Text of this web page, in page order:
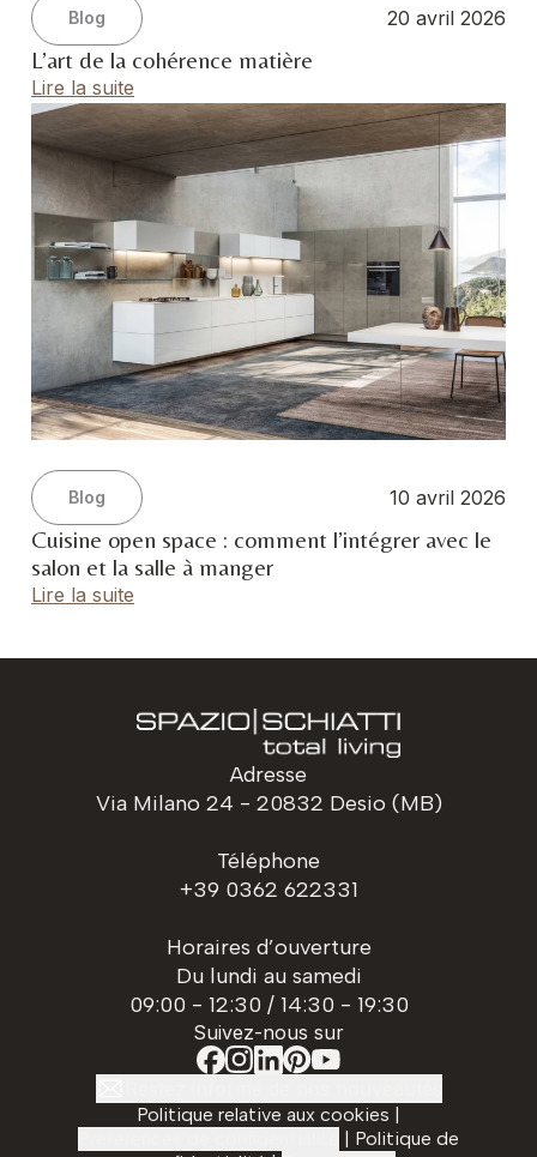
Blog 20 avril 2026
L’art de la cohérence matière
Lire la suite
Blog 10 avril 2026
Cuisine open space : comment l’intégrer avec le
salon et la salle à manger
Lire la suite
Adresse
Via Milano 24 - 20832 Desio (MB)
Téléphone
+39 0362 622331
Horaires d’ouverture
Du lundi au samedi
09:00 - 12:30 / 14:30 - 19:30
Suivez-nous sur
Politique relative aux cookies |
| Politique de